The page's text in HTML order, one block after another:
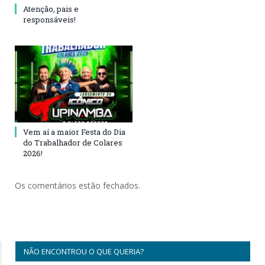
Atenção, pais e
responsáveis!
Vem aí a maior Festa do Dia
do Trabalhador de Colares
2026!
Os comentários estão fechados.
NÃO ENCONTROU O QUE QUERIA?